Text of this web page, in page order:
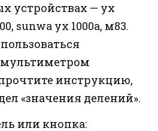
устройствах — yx
sunwa yx 1000a, м83.
инструкцию,
«значения делений».
или кнопка: